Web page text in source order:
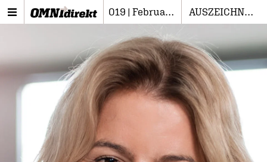
019 | Februar 2023 AUSZEICHNUNGEN